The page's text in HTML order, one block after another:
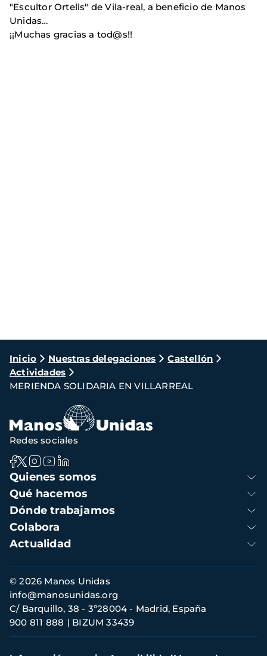
"Escultor Ortells" de Vila-real, a beneficio de Manos
Unidas…
¡¡Muchas gracias a tod@s!!
Ruta
de
navegación
Inicio Nuestras delegaciones
Castellón
Actividades
MERIENDA SOLIDARIA EN VILLARREAL
Navegación
principal
Quienes somos
Qué hacemos
Dónde trabajamos
Colabora
Actualidad
Redes sociales
Información
de
contacto
© 2026 Manos Unidas
C/ Barquillo, 38 - 3º28004 - Madrid, España
900 811 888
BIZUM 33439
info@manosunidas.org